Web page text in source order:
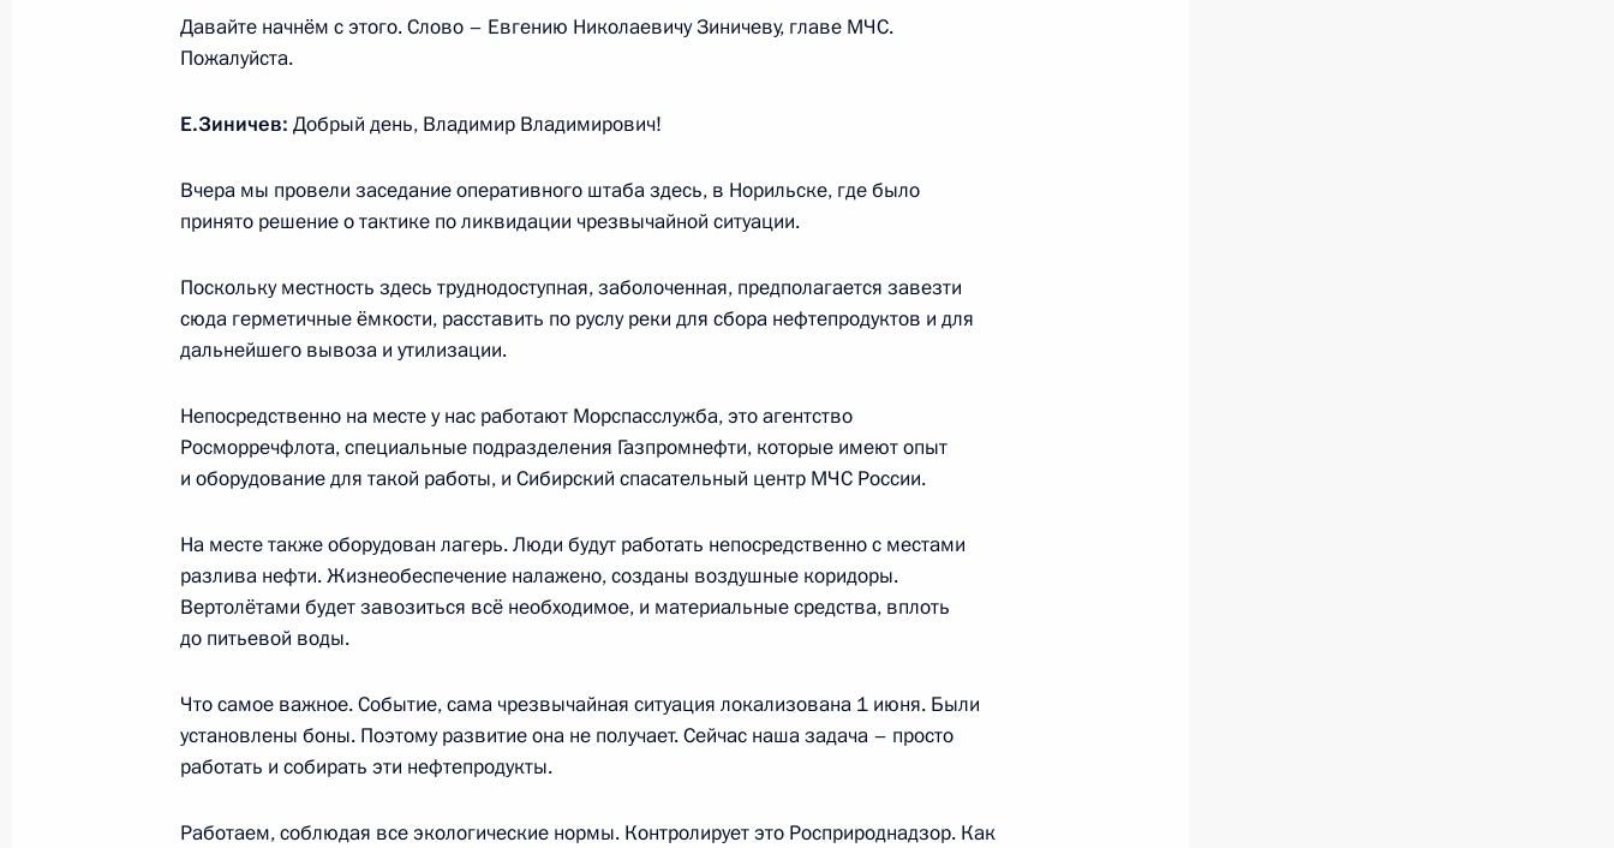
17 июня 2020 года, среда
17 июня 2020 года, 14:30 Москва, Кремль
16 июня 2020 года, вторник
Встреча с директором ФСБ Александром Бортниковым
16 июня 2020 года, 14:10 Московская область, Ново-Огарёво
15 июня 2020 года, понедельник
Совещание о реализации мер поддержки экономики
15 июня 2020 года, 16:30 Московская область, Ново-Огарёво
Совещание с постоянными членами Совета Безопасности
11 июня 2020 года, 16:30 Московская область, Ново-Огарёво
Давайте начнём с этого. Слово – Евгению Николаевичу Зиничеву, главе МЧС.
Пожалуйста.
Е.Зиничев: Добрый день, Владимир Владимирович!
Вчера мы провели заседание оперативного штаба здесь, в Норильске, где было
принято решение о тактике по ликвидации чрезвычайной ситуации.
Поскольку местность здесь труднодоступная, заболоченная, предполагается завезти
сюда герметичные ёмкости, расставить по руслу реки для сбора нефтепродуктов и для
дальнейшего вывоза и утилизации.
Непосредственно на месте у нас работают Морспасслужба, это агентство
Росморречфлота, специальные подразделения Газпромнефти, которые имеют опыт
и оборудование для такой работы, и Сибирский спасательный центр МЧС России.
На месте также оборудован лагерь. Люди будут работать непосредственно с местами
разлива нефти. Жизнеобеспечение налажено, созданы воздушные коридоры.
Вертолётами будет завозиться всё необходимое, и материальные средства, вплоть
до питьевой воды.
Что самое важное. Событие, сама чрезвычайная ситуация локализована 1 июня. Были
установлены боны. Поэтому развитие она не получает. Сейчас наша задача – просто
работать и собирать эти нефтепродукты.
Работаем, соблюдая все экологические нормы. Контролирует это Росприроднадзор. Как